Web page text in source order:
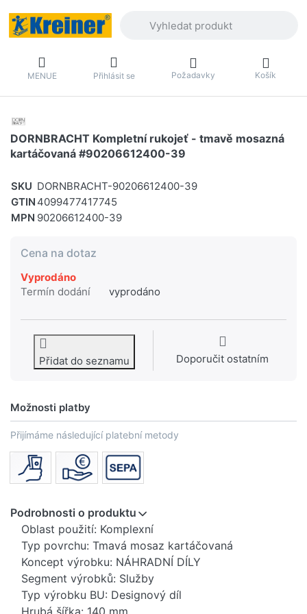
MENUE Přihlásit se Požadavky Košík
DORNBRACHT Kompletní rukojeť - tmavě mosazná
kartáčovaná #90206612400-39
SKU DORNBRACHT-90206612400-39
GTIN 4099477417745
MPN 90206612400-39
Cena na dotaz
Vyprodáno
Termín dodání
vyprodáno
Přidat do seznamu Doporučit ostatním
Možnosti platby
Přijímáme následující platební metody
Podrobnosti o produktu
Oblast použití: Komplexní
Typ povrchu: Tmavá mosaz kartáčovaná
Koncept výrobku: NÁHRADNÍ DÍLY
Segment výrobků: Služby
Typ výrobku BU: Designový díl
Hrubá šířka: 140 mm